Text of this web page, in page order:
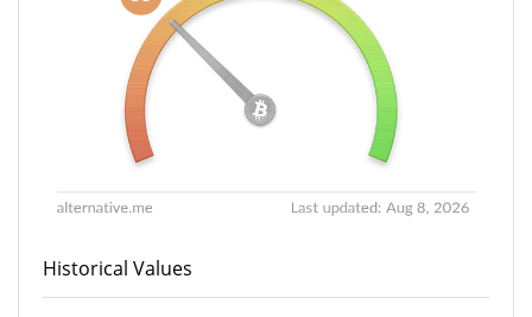
Historical Values